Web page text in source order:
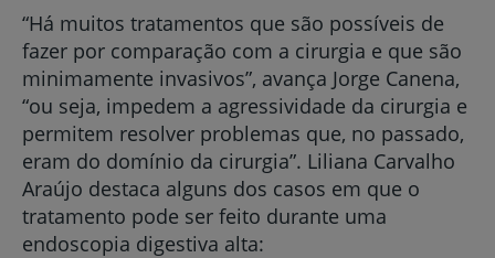
“Há muitos tratamentos que são possíveis de
fazer por comparação com a cirurgia e que são
minimamente invasivos”, avança Jorge Canena,
“ou seja, impedem a agressividade da cirurgia e
permitem resolver problemas que, no passado,
eram do domínio da cirurgia”. Liliana Carvalho
Araújo destaca alguns dos casos em que o
tratamento pode ser feito durante uma
endoscopia digestiva alta: